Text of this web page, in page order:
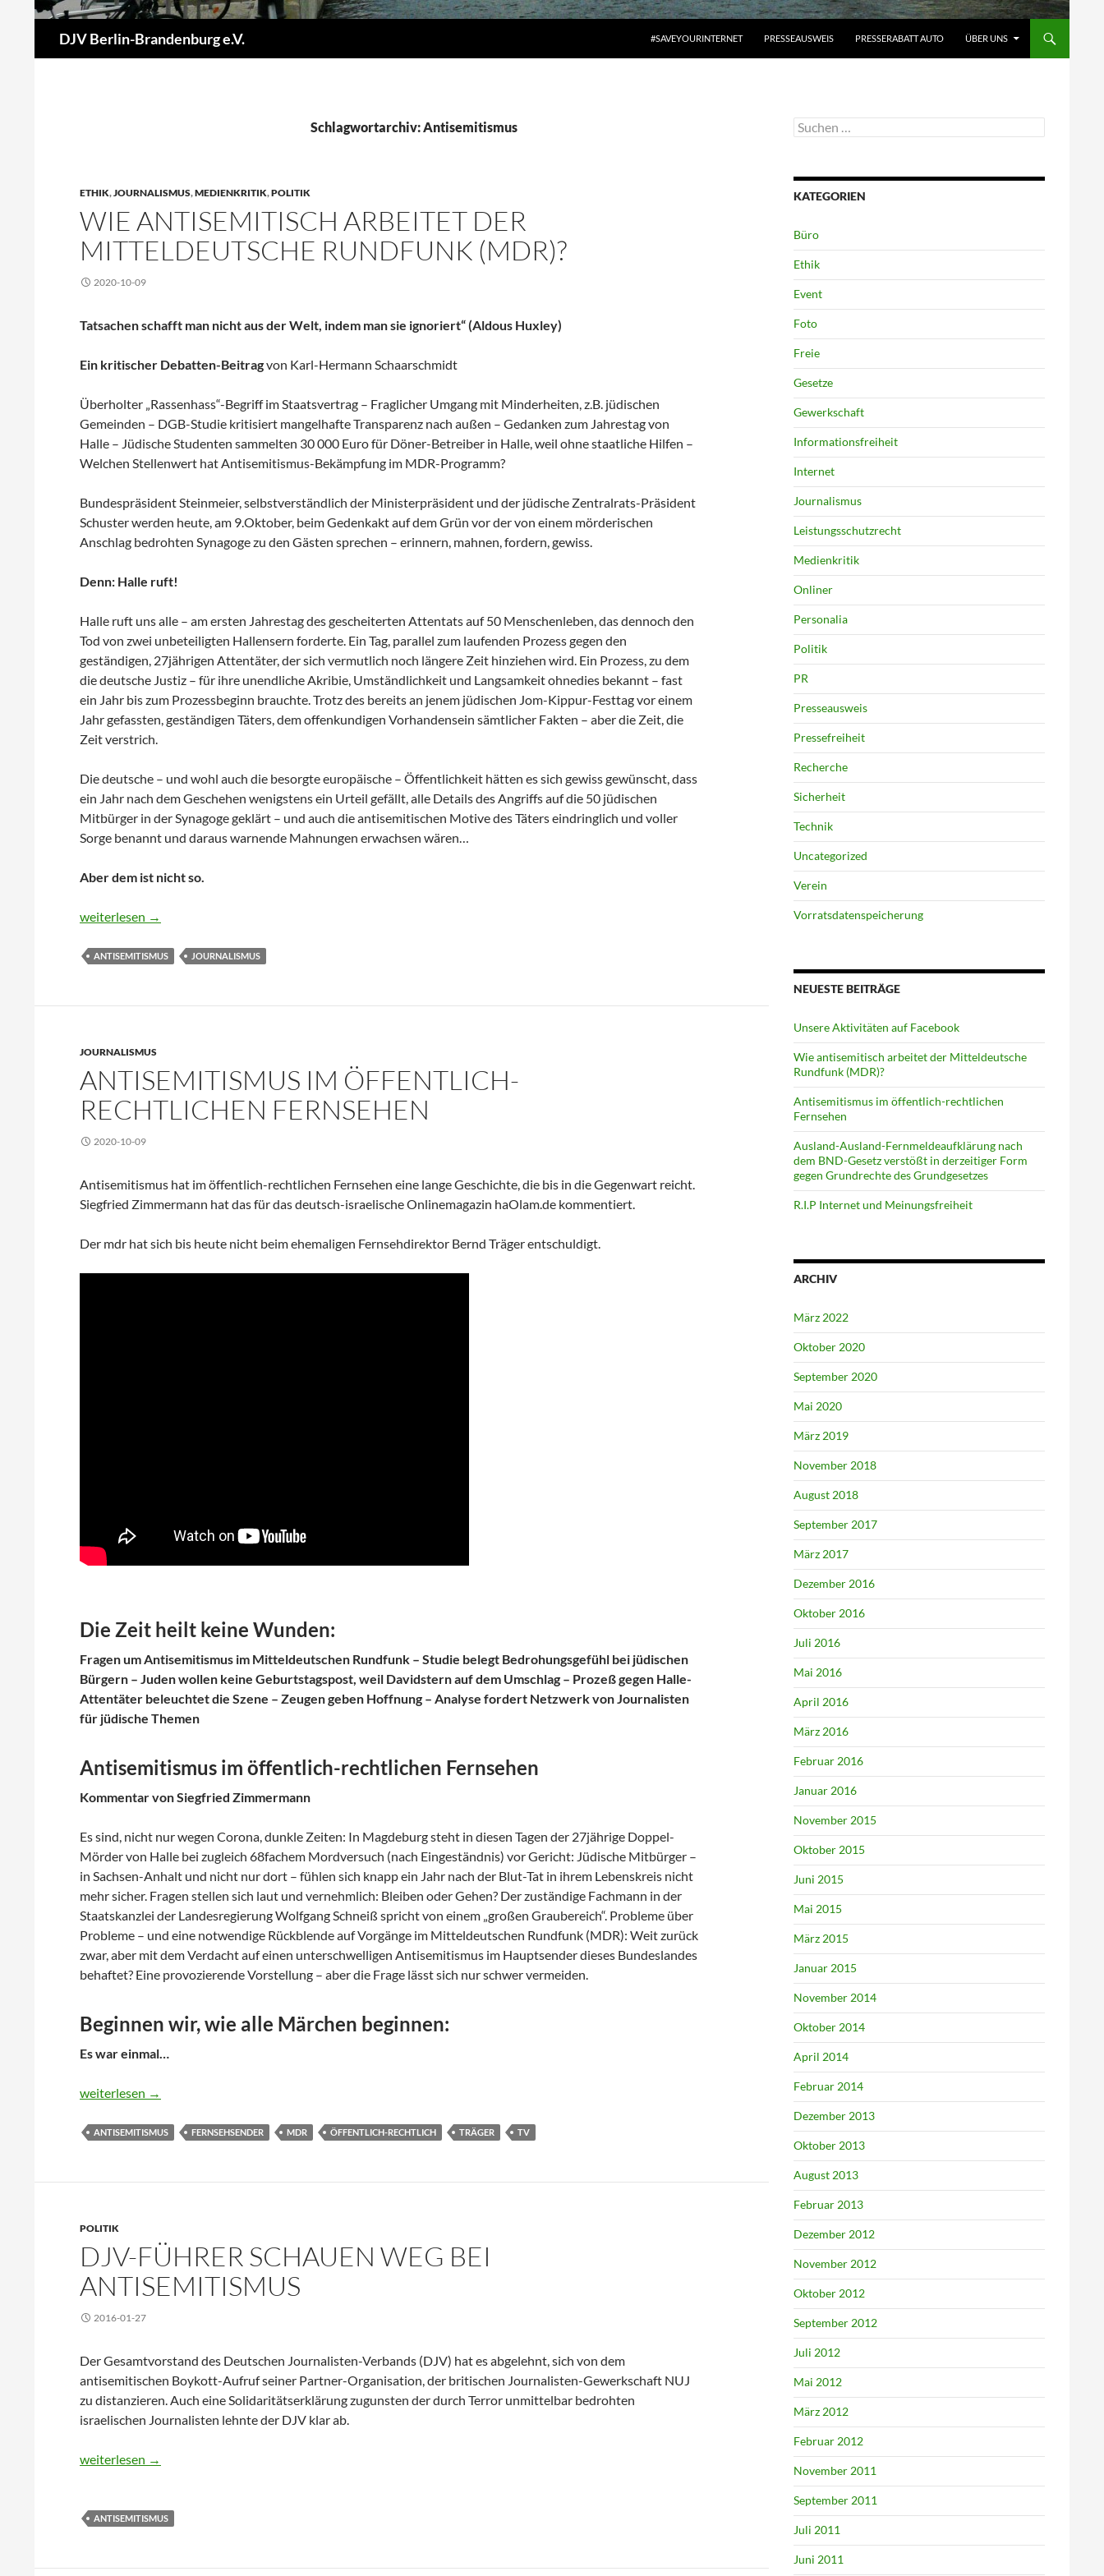
DJV Berlin-Brandenburg e.V. #SAVEYOURINTERNET PRESSEAUSWEIS PRESSERABATT AUTO ÜBER UNS
Schlagwortarchiv: Antisemitismus
ETHIK,JOURNALISMUS,MEDIENKRITIK,POLITIK
WIE ANTISEMITISCH ARBEITET DER
MITTELDEUTSCHE RUNDFUNK (MDR)?
2020-10-09
Tatsachen schafft man nicht aus der Welt, indem man sie ignoriert“ (Aldous Huxley)
Ein kritischer Debatten-Beitragvon Karl-Hermann Schaarschmidt
Überholter „Rassenhass“-Begriff im Staatsvertrag – Fraglicher Umgang mit Minderheiten, z.B. jüdischen
Gemeinden – DGB-Studie kritisiert mangelhafte Transparenz nach außen – Gedanken zum Jahrestag von
Halle – Jüdische Studenten sammelten 30 000 Euro für Döner-Betreiber in Halle, weil ohne staatliche Hilfen –
Welchen Stellenwert hat Antisemitismus-Bekämpfung im MDR-Programm?
Bundespräsident Steinmeier, selbstverständlich der Ministerpräsident und der jüdische Zentralrats-Präsident
Schuster werden heute, am 9.Oktober, beim Gedenkakt auf dem Grün vor der von einem mörderischen
Anschlag bedrohten Synagoge zu den Gästen sprechen – erinnern, mahnen, fordern, gewiss.
Denn: Halle ruft!
Halle ruft uns alle – am ersten Jahrestag des gescheiterten Attentats auf 50 Menschenleben, das dennoch den
Tod von zwei unbeteiligten Hallensern forderte. Ein Tag, parallel zum laufenden Prozess gegen den
geständigen, 27jährigen Attentäter, der sich vermutlich noch längere Zeit hinziehen wird. Ein Prozess, zu dem
die deutsche Justiz – für ihre unendliche Akribie, Umständlichkeit und Langsamkeit ohnedies bekannt – fast
ein Jahr bis zum Prozessbeginn brauchte. Trotz des bereits an jenem jüdischen Jom-Kippur-Festtag vor einem
Jahr gefassten, geständigen Täters, dem offenkundigen Vorhandensein sämtlicher Fakten – aber die Zeit, die
Zeit verstrich.
Die deutsche – und wohl auch die besorgte europäische – Öffentlichkeit hätten es sich gewiss gewünscht, dass
ein Jahr nach dem Geschehen wenigstens ein Urteil gefällt, alle Details des Angriffs auf die 50 jüdischen
Mitbürger in der Synagoge geklärt – und auch die antisemitischen Motive des Täters eindringlich und voller
Sorge benannt und daraus warnende Mahnungen erwachsen wären…
Aber dem ist nicht so.
Wie antisemitisch arbeitet der Mitteldeutsche Rundfunk (MDR)?
weiterlesen →
ANTISEMITISMUS JOURNALISMUS
JOURNALISMUS
ANTISEMITISMUS IM ÖFFENTLICH-
RECHTLICHEN FERNSEHEN
2020-10-09
Antisemitismus hat im öffentlich-rechtlichen Fernsehen eine lange Geschichte, die bis in die Gegenwart reicht.
Siegfried Zimmermann hat das für das deutsch-israelische Onlinemagazin haOlam.de kommentiert.
Der mdr hat sich bis heute nicht beim ehemaligen Fernsehdirektor Bernd Träger entschuldigt.
Die Zeit heilt keine Wunden:
Fragen um Antisemitismus im Mitteldeutschen Rundfunk – Studie belegt Bedrohungsgefühl bei jüdischen
Bürgern – Juden wollen keine Geburtstagspost, weil Davidstern auf dem Umschlag – Prozeß gegen Halle-
Attentäter beleuchtet die Szene – Zeugen geben Hoffnung – Analyse fordert Netzwerk von Journalisten
für jüdische Themen
Antisemitismus im öffentlich-rechtlichen Fernsehen
Kommentar von Siegfried Zimmermann
Es sind, nicht nur wegen Corona, dunkle Zeiten: In Magdeburg steht in diesen Tagen der 27jährige Doppel-
Mörder von Halle bei zugleich 68fachem Mordversuch (nach Eingeständnis) vor Gericht: Jüdische Mitbürger –
in Sachsen-Anhalt und nicht nur dort – fühlen sich knapp ein Jahr nach der Blut-Tat in ihrem Lebenskreis nicht
mehr sicher. Fragen stellen sich laut und vernehmlich: Bleiben oder Gehen? Der zuständige Fachmann in der
Staatskanzlei der Landesregierung Wolfgang Schneiß spricht von einem „großen Graubereich“. Probleme über
Probleme – und eine notwendige Rückblende auf Vorgänge im Mitteldeutschen Rundfunk (MDR): Weit zurück
zwar, aber mit dem Verdacht auf einen unterschwelligen Antisemitismus im Hauptsender dieses Bundeslandes
behaftet? Eine provozierende Vorstellung – aber die Frage lässt sich nur schwer vermeiden.
Beginnen wir, wie alle Märchen beginnen:
Es war einmal…
Antisemitismus im öffentlich-rechtlichen Fernsehen
weiterlesen →
ANTISEMITISMUS FERNSEHSENDER MDR ÖFFENTLICH-RECHTLICH TRÄGER TV
POLITIK
DJV-FÜHRER SCHAUEN WEG BEI
ANTISEMITISMUS
2016-01-27
Der Gesamtvorstand des Deutschen Journalisten-Verbands (DJV) hat es abgelehnt, sich von dem
antisemitischen Boykott-Aufruf seiner Partner-Organisation, der britischen Journalisten-Gewerkschaft NUJ
zu distanzieren. Auch eine Solidaritätserklärung zugunsten der durch Terror unmittelbar bedrohten
israelischen Journalisten lehnte der DJV klar ab.
DJV-Führer schauen weg bei Antisemitismus
weiterlesen →
ANTISEMITISMUS
Suchen
nach:
KATEGORIEN
Büro
Ethik
Event
Foto
Freie
Gesetze
Gewerkschaft
Informationsfreiheit
Internet
Journalismus
Leistungsschutzrecht
Medienkritik
Onliner
Personalia
Politik
PR
Presseausweis
Pressefreiheit
Recherche
Sicherheit
Technik
Uncategorized
Verein
Vorratsdatenspeicherung
NEUESTE BEITRÄGE
Unsere Aktivitäten auf Facebook
Wie antisemitisch arbeitet der Mitteldeutsche
Rundfunk (MDR)?
Antisemitismus im öffentlich-rechtlichen
Fernsehen
Ausland-Ausland-Fernmeldeaufklärung nach
dem BND-Gesetz verstößt in derzeitiger Form
gegen Grundrechte des Grundgesetzes
R.I.P Internet und Meinungsfreiheit
ARCHIV
März 2022
Oktober 2020
September 2020
Mai 2020
März 2019
November 2018
August 2018
September 2017
März 2017
Dezember 2016
Oktober 2016
Juli 2016
Mai 2016
April 2016
März 2016
Februar 2016
Januar 2016
November 2015
Oktober 2015
Juni 2015
Mai 2015
März 2015
Januar 2015
November 2014
Oktober 2014
April 2014
Februar 2014
Dezember 2013
Oktober 2013
August 2013
Februar 2013
Dezember 2012
November 2012
Oktober 2012
September 2012
Juli 2012
Mai 2012
März 2012
Februar 2012
November 2011
September 2011
Juli 2011
Juni 2011